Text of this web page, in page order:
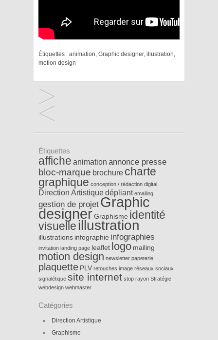
Étiquettes : animation, Graphic designer, illustration,
motion design
Étiquettes
affiche animation annonce presse
bloc-marque brochure charte
graphique conception / rédaction digital
Direction Artistiquedépliant emailing
gestion de projet Graphic
designer Graphisme identité
visuelle illustration
illustrations infographie infographies
invitation landing page leaflet logo mailing
motion design newsletter papeterie
plaquette PLV retouches image réseaux sociaux
signalétique site internet stop rayon Stratégie
webdesign webmaster
Catégories
Direction Artistique
Graphisme